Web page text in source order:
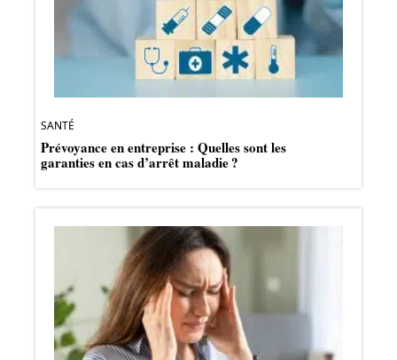
SANTÉ
Prévoyance en entreprise : Quelles sont les
garanties en cas d’arrêt maladie ?